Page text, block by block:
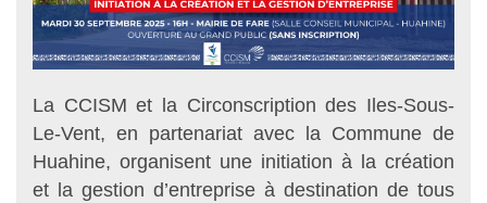
La CCISM et la Circonscription des Iles-Sous-
Le-Vent, en partenariat avec la Commune de
Huahine, organisent une initiation à la création
et la gestion d’entreprise à destination de tous